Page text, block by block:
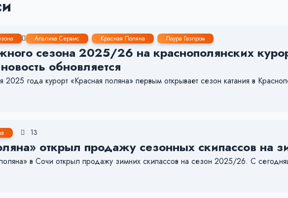
Альпика Сервис Красная Поляна Лаура Газпром
508 5
сезона 2025/26 на краснополянских
обновляется
года курорт «Красная поляна» первым открывает сезон катания в
176 13
открыл продажу сезонных скипассов на
в Сочи открыл продажу зимних скипассов на сезон 2025/26. С